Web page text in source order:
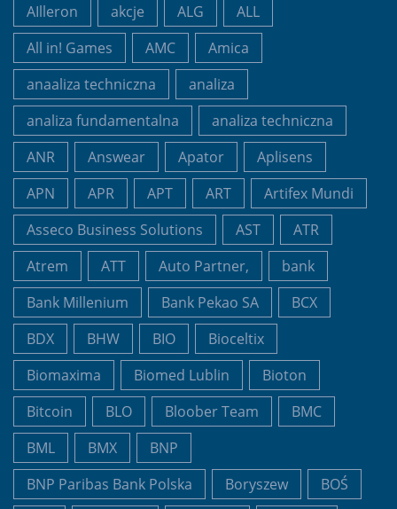
AIlleron
akcje ALG
ALL
All in! Games
AMC
Amica
anaaliza techniczna
analiza
analiza fundamentalna
analiza techniczna
ANR
Answear Apator
Aplisens
APN
APR APT ART
Artifex Mundi
Asseco Business Solutions
AST
ATR
Atrem
ATT Auto Partner,
bank
Bank Millenium
Bank Pekao SA
BCX
BDX
BHW BIO
Bioceltix
Biomaxima
Biomed Lublin
Bioton
Bitcoin
BLO Bloober Team
BMC
BML
BMX
BNP
BNP Paribas Bank Polska
Boryszew
BOŚ